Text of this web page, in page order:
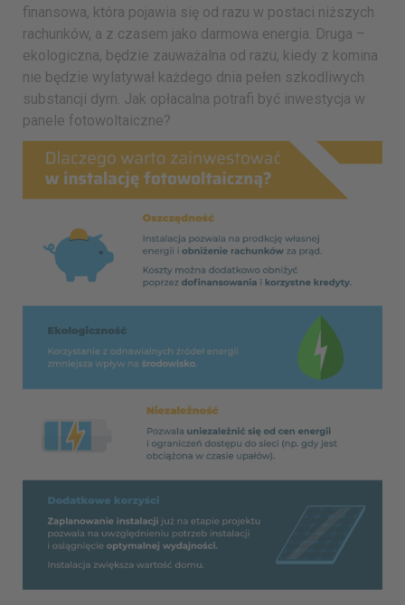
finansowa, która pojawia się od razu w postaci niższych
rachunków, a z czasem jako darmowa energia. Druga –
ekologiczna, będzie zauważalna od razu, kiedy z komina
nie będzie wylatywał każdego dnia pełen szkodliwych
substancji dym. Jak opłacalna potrafi być inwestycja w
panele fotowoltaiczne?